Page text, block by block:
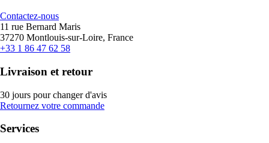
Contactez-nous
11 rue Bernard Maris
37270 Montlouis-sur-Loire, France
+33 1 86 47 62 58
Livraison et retour
30 jours pour changer d'avis
Retournez votre commande
Services